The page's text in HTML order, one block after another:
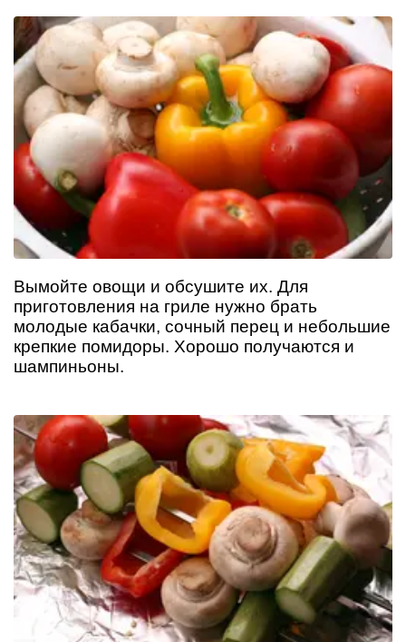
Вымойте овощи и обсушите их. Для
приготовления на гриле нужно брать
молодые кабачки, сочный перец и небольшие
крепкие помидоры. Хорошо получаются и
шампиньоны.